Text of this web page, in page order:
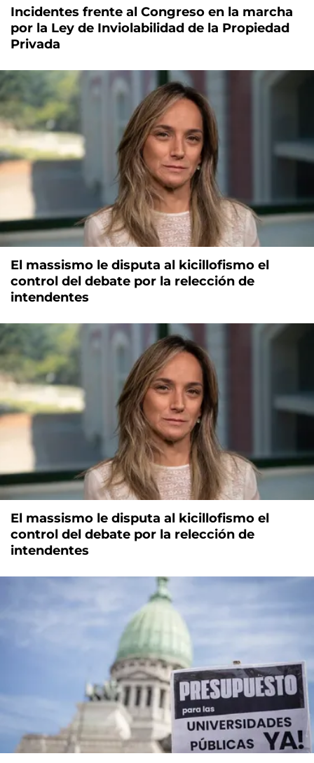
Incidentes frente al Congreso en la marcha
por la Ley de Inviolabilidad de la Propiedad
Privada
El massismo le disputa al kicillofismo el
control del debate por la relección de
intendentes
El massismo le disputa al kicillofismo el
control del debate por la relección de
intendentes